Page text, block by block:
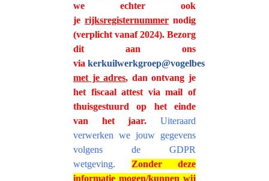
we echter ook
je rijksregisternummer nodig
(verplicht vanaf 2024). Bezorg
dit aan ons
via kerkuilwerkgroep@vogelbescherming.be
met je adres, dan ontvang je
het fiscaal attest via mail of
thuisgestuurd op het einde
van het jaar. Uiteraard
verwerken we jouw gegevens
volgens de GDPR
wetgeving.
Zonder deze
informatie mogen/kunnen wij